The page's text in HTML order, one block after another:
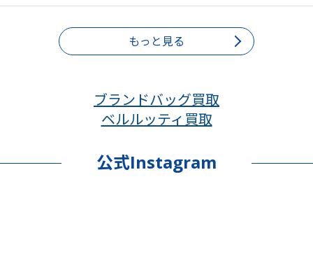
もっと見る
ブランドバッグ買取
ベルルッティ買取
公式Instagram